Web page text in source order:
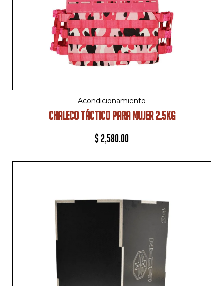
Acondicionamiento
CHALECO TÁCTICO PARA MUJER 2.5KG
$ 2,580.00